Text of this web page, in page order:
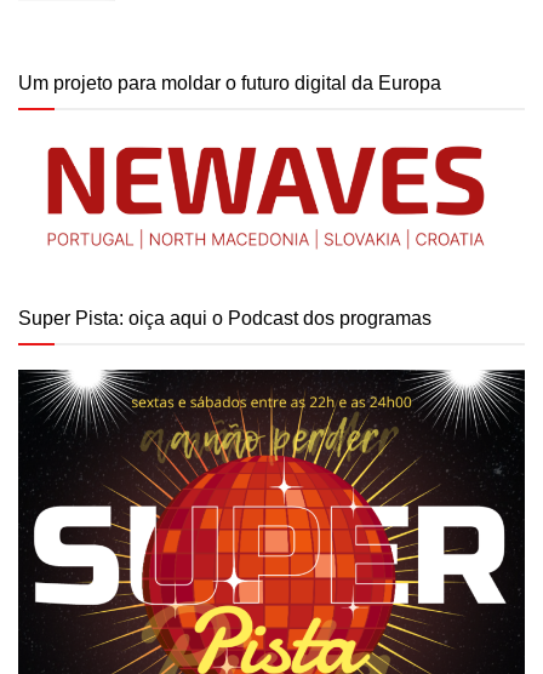
Um projeto para moldar o futuro digital da Europa
Super Pista: oiça aqui o Podcast dos programas